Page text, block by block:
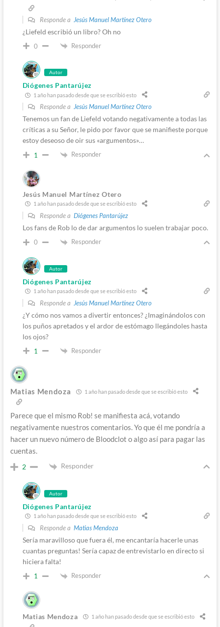
Responde a Jesús Manuel Martínez Otero
¿Liefeld escribió un libro? Oh no
0 Responder
Autor
Diógenes Pantarújez
1 año han pasado desde que se escribió esto
Responde a Jesús Manuel Martínez Otero
Tenemos un fan de Liefeld votando negativamente a todas las
críticas a su Señor, le pido por favor que se manifieste porque
estoy deseoso de oir sus «argumentos»…
1 Responder
Jesús Manuel Martínez Otero
1 año han pasado desde que se escribió esto
Responde a Diógenes Pantarújez
Los fans de Rob lo de dar argumentos lo suelen trabajar poco.
0 Responder
Autor
Diógenes Pantarújez
1 año han pasado desde que se escribió esto
Responde a Jesús Manuel Martínez Otero
¿Y cómo nos vamos a divertir entonces? ¿Imaginándolos con
los puños apretados y el ardor de estómago llegándoles hasta
los ojos?
1 Responder
Matias Mendoza 1 año han pasado desde que se escribió esto
Parece que el mismo Rob! se manifiesta acá, votando
negativamente nuestros comentarios. Yo que él me pondría a
hacer un nuevo número de Bloodclot o algo así para pagar las
cuentas.
2 Responder
Autor
Diógenes Pantarújez
1 año han pasado desde que se escribió esto
Responde a Matias Mendoza
Sería maravilloso que fuera él, me encantaría hacerle unas
cuantas preguntas! Sería capaz de entrevistarlo en directo si
hiciera falta!
1 Responder
Matias Mendoza 1 año han pasado desde que se escribió esto